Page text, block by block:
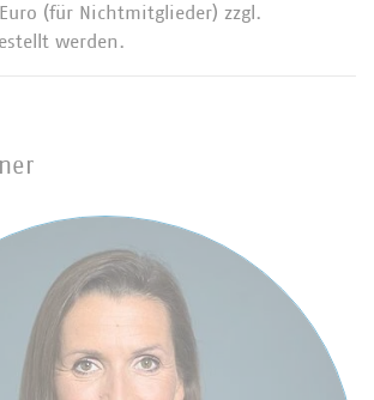
(für Nichtmitglieder) zzgl.
werden.